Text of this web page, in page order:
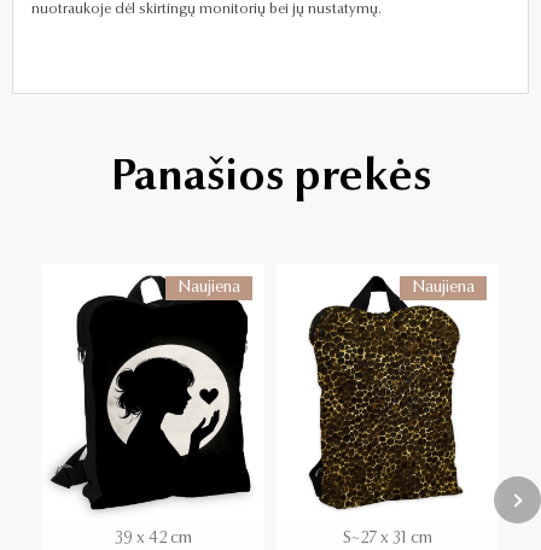
nuotraukoje dėl skirtingų monitorių bei jų nustatymų.
Panašios prekės
Naujiena
39 x 42 cm
Naujiena
S~27 x 31 cm